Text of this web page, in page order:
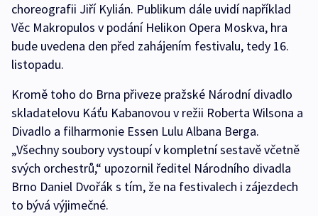
choreografii Jiří Kylián. Publikum dále uvidí například
Věc Makropulos v podání Helikon Opera Moskva, hra
bude uvedena den před zahájením festivalu, tedy 16.
listopadu.
Kromě toho do Brna přiveze pražské Národní divadlo
skladatelovu Káťu Kabanovou v režii Roberta Wilsona a
Divadlo a filharmonie Essen Lulu Albana Berga.
„Všechny soubory vystoupí v kompletní sestavě včetně
svých orchestrů,“ upozornil ředitel Národního divadla
Brno Daniel Dvořák s tím, že na festivalech i zájezdech
to bývá výjimečné.